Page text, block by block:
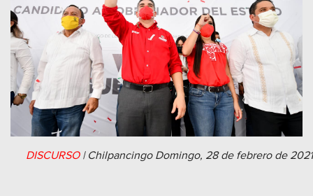
DISCURSO| Chilpancingo Domingo, 28 de febrero de 2021